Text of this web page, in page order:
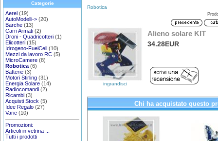
Categorie
Aerei (19)
AutoModelli-> (20)
Barche (13)
Carri Armati (2)
Droni - Quadricotteri (1)
Elicotteri (15)
Idrogeno-FuelCell (10)
Mezzi da lavoro RC (5)
MicroCamere (8)
Robotica (6)
Batterie (3)
Motori Stirling (31)
Energia Solare (14)
Radiocomandi (2)
Ricambi (3)
Acquisti Stock (5)
Idee Regalo (27)
Varie (10)
Promozioni:
Articoli in vetrina ...
Tutti i prodotti
Robotica
ingrandisci
Alieno solare KIT
34.28EUR
Chi ha acquistato questo